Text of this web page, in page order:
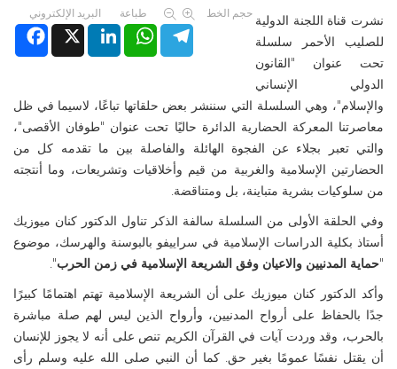
حجم الخط
طباعة
البريد الإلكتروني
XLinkedInWhatsAppTelegram
نشرت قناة اللجنة الدولية
للصليب الأحمر سلسلة
تحت عنوان "القانون
الدولي الإنساني
والإسلام"، وهي السلسلة التي سننشر بعض حلقاتها تباعًا، لاسيما في ظل
معاصرتنا المعركة الحضارية الدائرة حاليًا تحت عنوان "طوفان الأقصى"،
والتي تعبر بجلاء عن الفجوة الهائلة والفاصلة بين ما تقدمه كل من
الحضارتين الإسلامية والغربية من قيم وأخلاقيات وتشريعات، وما أنتجته
من سلوكيات بشرية متباينة، بل ومتناقضة.
وفي الحلقة الأولى من السلسلة سالفة الذكر تناول الدكتور كنان ميوزيك
أستاذ بكلية الدراسات الإسلامية في سراييفو بالبوسنة والهرسك، موضوع
"حماية المدنيين والاعيان وفق الشريعة الإسلامية في زمن الحرب".
وأكد الدكتور كنان ميوزيك على أن الشريعة الإسلامية تهتم اهتمامًا كبيرًا
جدًا بالحفاظ على أرواح المدنيين، وأرواح الذين ليس لهم صلة مباشرة
بالحرب، وقد وردت آيات في القرآن الكريم تنص على أنه لا يجوز للإنسان
أن يقتل نفسًا عمومًا بغير حق. كما أن النبي صلى الله عليه وسلم رأى